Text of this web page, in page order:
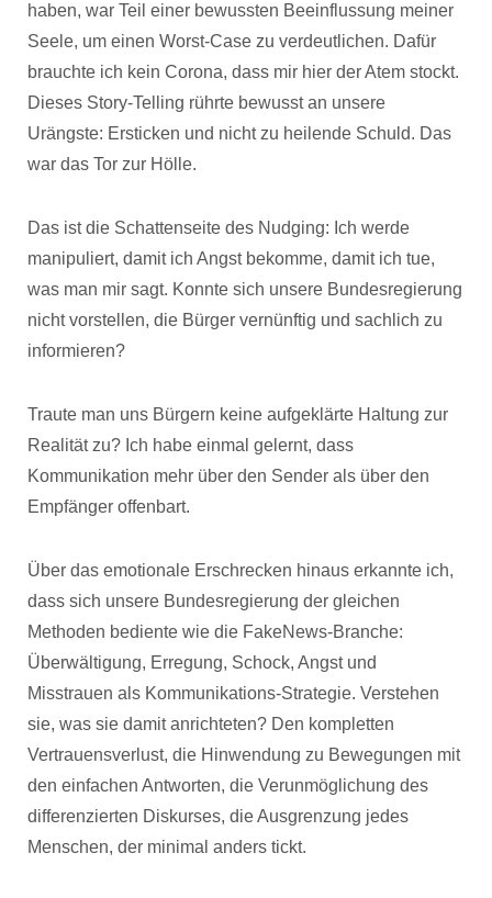
haben, war Teil einer bewussten Beeinflussung meiner
Seele, um einen Worst-Case zu verdeutlichen. Dafür
brauchte ich kein Corona, dass mir hier der Atem stockt.
Dieses Story-Telling rührte bewusst an unsere
Urängste: Ersticken und nicht zu heilende Schuld. Das
war das Tor zur Hölle.
Das ist die Schattenseite des Nudging: Ich werde
manipuliert, damit ich Angst bekomme, damit ich tue,
was man mir sagt. Konnte sich unsere Bundesregierung
nicht vorstellen, die Bürger vernünftig und sachlich zu
informieren?
Traute man uns Bürgern keine aufgeklärte Haltung zur
Realität zu? Ich habe einmal gelernt, dass
Kommunikation mehr über den Sender als über den
Empfänger offenbart.
Über das emotionale Erschrecken hinaus erkannte ich,
dass sich unsere Bundesregierung der gleichen
Methoden bediente wie die FakeNews-Branche:
Überwältigung, Erregung, Schock, Angst und
Misstrauen als Kommunikations-Strategie. Verstehen
sie, was sie damit anrichteten? Den kompletten
Vertrauensverlust, die Hinwendung zu Bewegungen mit
den einfachen Antworten, die Verunmöglichung des
differenzierten Diskurses, die Ausgrenzung jedes
Menschen, der minimal anders tickt.